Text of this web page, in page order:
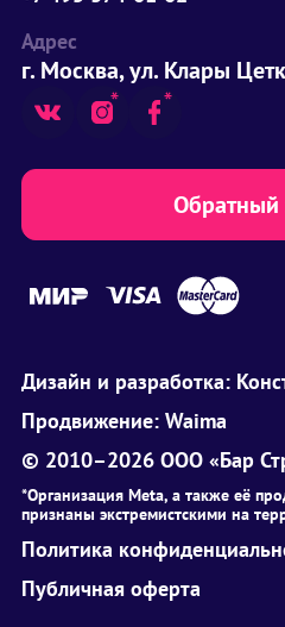
Адрес
г. Москва, ул. Клары
Обратный
Дизайн и разработка:
Продвижение: Waima
© 2010–2026 ООО «Бар
*Организация Meta, а также её
признаны экстремистскими на
Политика
Публичная оферта